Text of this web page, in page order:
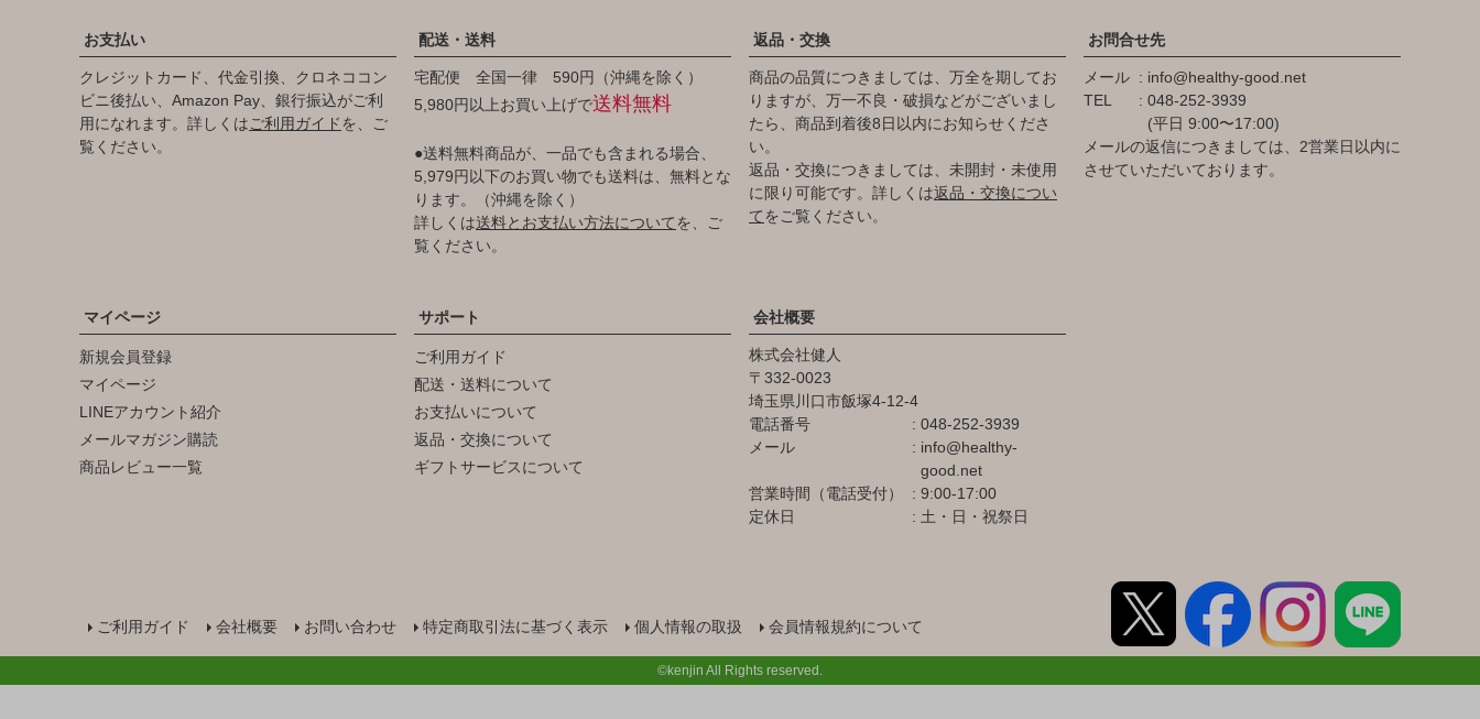
お支払い
クレジットカード、代金引換、クロネココン
ビニ後払い、Amazon Pay、銀行振込がご利
用になれます。詳しくはご利用ガイドを、ご
覧ください。
配送・送料
宅配便 全国一律 590円（沖縄を除く）
5,980円以上お買い上げで送料無料
●送料無料商品が、一品でも含まれる場合、
5,979円以下のお買い物でも送料は、無料とな
ります。（沖縄を除く）
詳しくは送料とお支払い方法についてを、ご
覧ください。
返品・交換
商品の品質につきましては、万全を期してお
りますが、万一不良・破損などがございまし
たら、商品到着後8日以内にお知らせくださ
い。
返品・交換につきましては、未開封・未使用
に限り可能です。詳しくは返品・交換につい
てをご覧ください。
お問合せ先
メール
info@healthy-good.net
TEL
048-252-3939
(平日 9:00〜17:00)
メールの返信につきましては、2営業日以内に
させていただいております。
マイページ
新規会員登録
マイページ
LINEアカウント紹介
メールマガジン購読
商品レビュー一覧
サポート
ご利用ガイド
配送・送料について
お支払いについて
返品・交換について
ギフトサービスについて
会社概要
株式会社健人
332-0023
埼玉県川口市飯塚4-12-4
電話番号
048-252-3939
メール
info@healthy-
good.net
営業時間（電話受付）
9:00-17:00
定休日
土・日・祝祭日
ご利用ガイド 会社概要 お問い合わせ 特定商取引法に基づく表示 個人情報の取扱 会員情報規約について
©kenjin All Rights reserved.